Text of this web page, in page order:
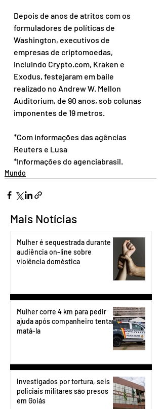
Depois de anos de atritos com os
formuladores de políticas de
Washington, executivos de
empresas de criptomoedas,
incluindo Crypto.com, Kraken e
Exodus, festejaram em baile
realizado no Andrew W. Mellon
Auditorium, de 90 anos, sob colunas
imponentes de 19 metros.
*Com informações das agências
Reuters e Lusa
*Informações do agenciabrasil.
Mundo
Mais Notícias
Mulher é sequestrada durante
audiência on-line sobre
violência doméstica
Mulher corre 4 km para pedir
ajuda após companheiro tentar
matá-la
Investigados por tortura, seis
policiais militares são presos
em Goiás